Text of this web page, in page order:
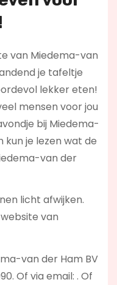
van Miedema-van
je tafeltje
lekker eten!
mensen voor jou
bij Miedema-
kun je lezen wat de
van der
licht afwijken.
van
van der Ham BV
Of via email: . Of